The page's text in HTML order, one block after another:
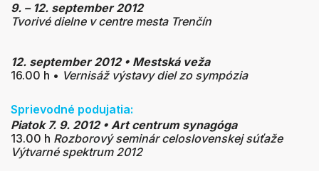
9. – 12. september 2012
Tvorivé dielne v centre mesta Trenčín
12. september 2012 • Mestská veža
16.00 h • Vernisáž výstavy diel zo sympózia
Sprievodné podujatia:
Piatok 7. 9. 2012 • Art centrum synagóga
13.00 h Rozborový seminár celoslovenskej súťaže
Výtvarné spektrum 2012